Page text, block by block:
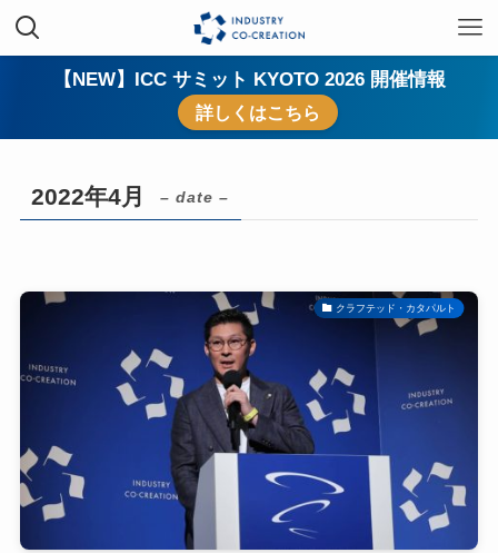
【NEW】ICC サミット KYOTO 2026 開催情報
詳しくはこちら
2022年4月 – date –
クラフテッド・カタパルト